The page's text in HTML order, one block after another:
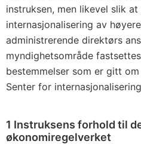
instruksen, men likevel slik
internasjonalisering av
administrerende direktørs
myndighetsområde
bestemmelser som er gitt
Senter for
1 Instruksens forhold til
økonomiregelverket